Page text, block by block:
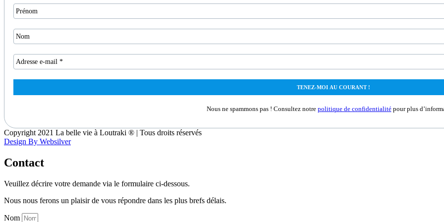
Nous ne spammons pas ! Consultez notre politique de confidentialitépour plus
Copyright 2021 La belle vie à Loutraki ® | Tous droits réservés
Design By Websilver
Contact
Veuillez décrire votre demande via le formulaire ci-dessous.
Nous nous ferons un plaisir de vous répondre dans les plus brefs délais.
Nom